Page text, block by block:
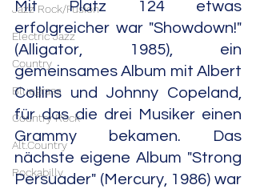
Jazz Rock/Fusion
Electric Jazz
Country
Bluegrass
Country Rock
Alt.Country
Rockabilly
Mit Platz 124 etwas
erfolgreicher war "Showdown!"
(Alligator, 1985), ein
gemeinsames Album mit Albert
Collins und Johnny Copeland,
für das die drei Musiker einen
Grammy bekamen. Das
nächste eigene Album "Strong
Persuader" (Mercury, 1986) war